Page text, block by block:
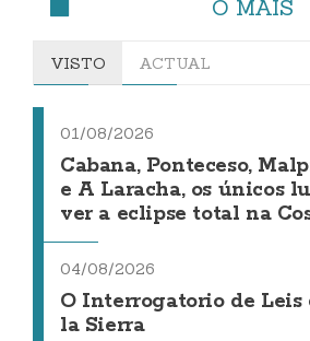
O MÁIS
VISTO ACTUAL
01/08/2026
Cabana, Ponteceso,
e A Laracha, os únicos
ver a eclipse total na
04/08/2026
O Interrogatorio de Leis
la Sierra